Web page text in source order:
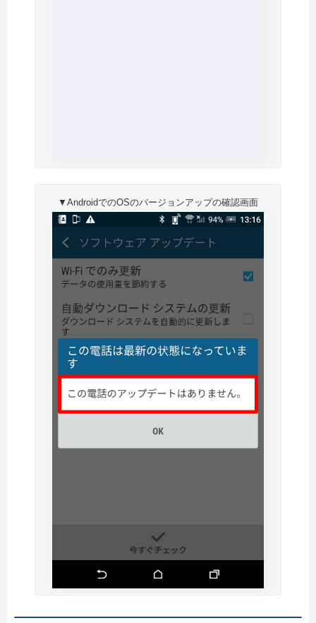
▼AndroidでのOSのバージョンアップの確認画面